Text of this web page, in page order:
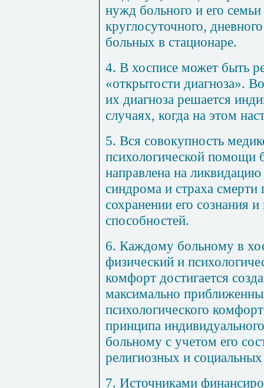
нужд больного и его
круглосуточного,
больных в стационаре.
4. В хосписе может быть
«открытости диагноза».
их диагноза решается
случаях, когда на этом
5. Вся совокупность
психологической помощи
направлена на
синдрома и страха
сохранении его сознания
способностей.
6. Каждому больному в
физический и
комфорт достигается
максимально
психологического
принципа
больному с учетом его
религиозных и
7. Источниками